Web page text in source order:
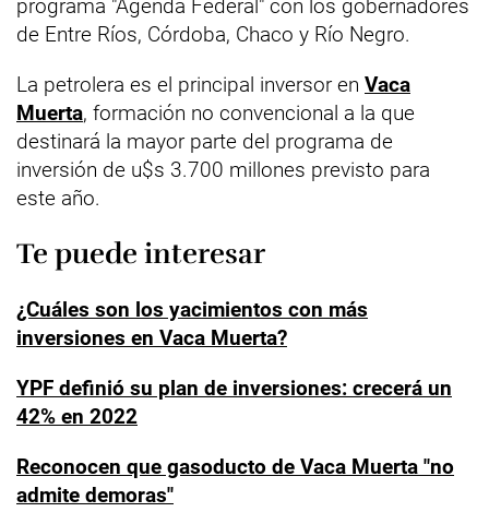
programa "Agenda Federal" con los gobernadores
de Entre Ríos, Córdoba, Chaco y Río Negro.
La petrolera es el principal inversor en Vaca
Muerta, formación no convencional a la que
destinará la mayor parte del programa de
inversión de u$s 3.700 millones previsto para
este año.
Te puede interesar
¿Cuáles son los yacimientos con más
inversiones en Vaca Muerta?
YPF definió su plan de inversiones: crecerá un
42% en 2022
Reconocen que gasoducto de Vaca Muerta "no
admite demoras"